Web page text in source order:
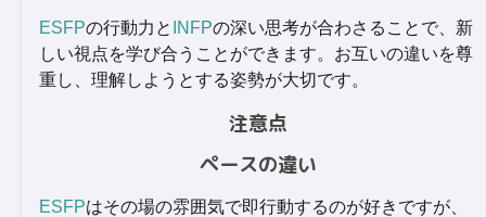
ESFPの行動力と INFPの深い思考が合わさることで、新
しい視点を学び合うことができます。お互いの違いを尊
重し、理解しようとする姿勢が大切です。
注意点
ペースの違い
ESFPはその場の雰囲気で即行動するのが好きですが、